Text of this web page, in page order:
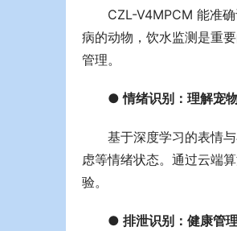
CZL-V4MPCM 能准
病的动物，饮水监测是重
管理。
● 情绪识别：理解宠
基于深度学习的表情
虑等情绪状态。通过云端
验。
● 排泄识别：健康管